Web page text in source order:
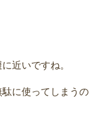
近いですね。
に使ってしまうの